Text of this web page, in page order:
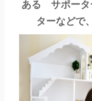
ある サポータ
ターなどで